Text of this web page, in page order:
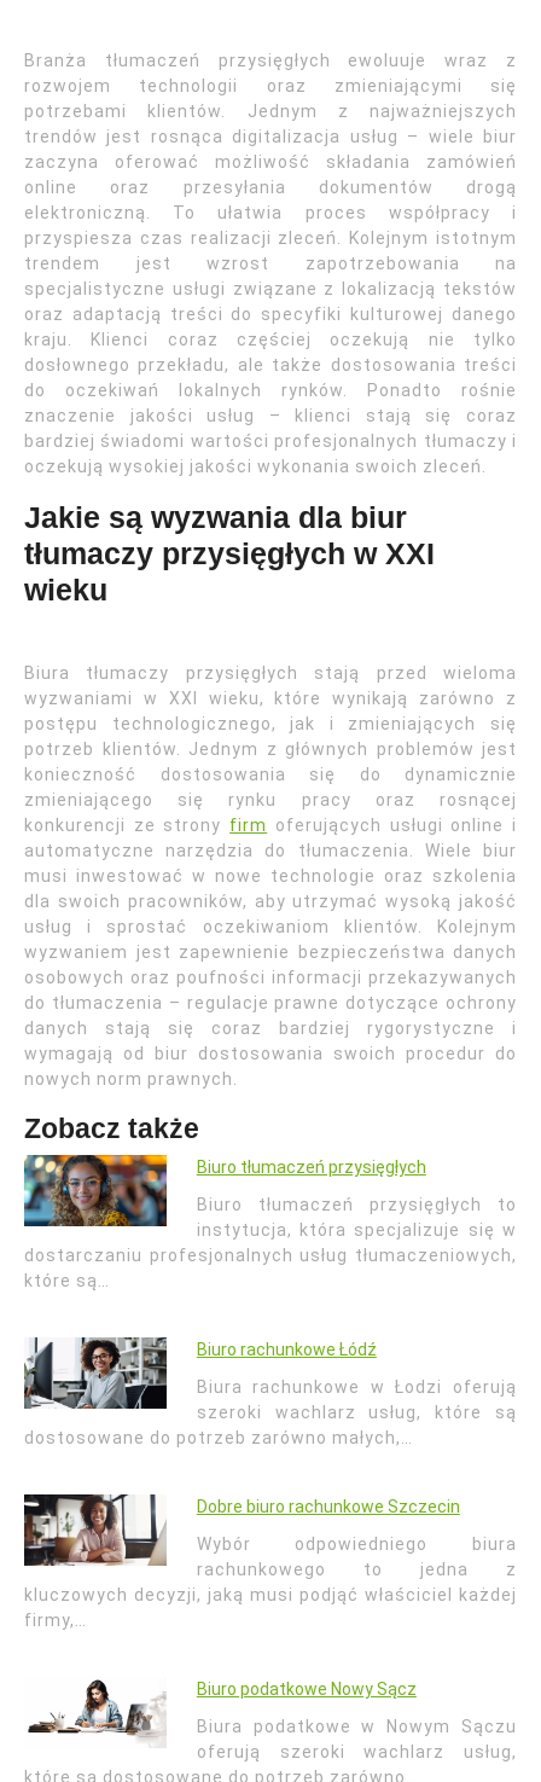
Branża tłumaczeń przysięgłych ewoluuje wraz z
rozwojem technologii oraz zmieniającymi się
potrzebami klientów. Jednym z najważniejszych
trendów jest rosnąca digitalizacja usług – wiele biur
zaczyna oferować możliwość składania zamówień
online oraz przesyłania dokumentów drogą
elektroniczną. To ułatwia proces współpracy i
przyspiesza czas realizacji zleceń. Kolejnym istotnym
trendem jest wzrost zapotrzebowania na
specjalistyczne usługi związane z lokalizacją tekstów
oraz adaptacją treści do specyfiki kulturowej danego
kraju. Klienci coraz częściej oczekują nie tylko
dosłownego przekładu, ale także dostosowania treści
do oczekiwań lokalnych rynków. Ponadto rośnie
znaczenie jakości usług – klienci stają się coraz
bardziej świadomi wartości profesjonalnych tłumaczy i
oczekują wysokiej jakości wykonania swoich zleceń.
Jakie są wyzwania dla biur
tłumaczy przysięgłych w XXI
wieku
Biura tłumaczy przysięgłych stają przed wieloma
wyzwaniami w XXI wieku, które wynikają zarówno z
postępu technologicznego, jak i zmieniających się
potrzeb klientów. Jednym z głównych problemów jest
konieczność dostosowania się do dynamicznie
zmieniającego się rynku pracy oraz rosnącej
konkurencji ze strony firm
oferujących usługi online i
automatyczne narzędzia do tłumaczenia. Wiele biur
musi inwestować w nowe technologie oraz szkolenia
dla swoich pracowników, aby utrzymać wysoką jakość
usług i sprostać oczekiwaniom klientów. Kolejnym
wyzwaniem jest zapewnienie bezpieczeństwa danych
osobowych oraz poufności informacji przekazywanych
do tłumaczenia – regulacje prawne dotyczące ochrony
danych stają się coraz bardziej rygorystyczne i
wymagają od biur dostosowania swoich procedur do
nowych norm prawnych.
Zobacz także
Biuro tłumaczeń przysięgłych
Biuro tłumaczeń przysięgłych to
instytucja, która specjalizuje się w
dostarczaniu profesjonalnych usług tłumaczeniowych,
które są…
Biuro rachunkowe Łódź
Biura rachunkowe w Łodzi oferują
szeroki wachlarz usług, które są
dostosowane do potrzeb zarówno małych,…
Dobre biuro rachunkowe Szczecin
Wybór odpowiedniego biura
rachunkowego to jedna z
kluczowych decyzji, jaką musi podjąć właściciel każdej
firmy,…
Biuro podatkowe Nowy Sącz
Biura podatkowe w Nowym Sączu
oferują szeroki wachlarz usług,
które są dostosowane do potrzeb zarówno…